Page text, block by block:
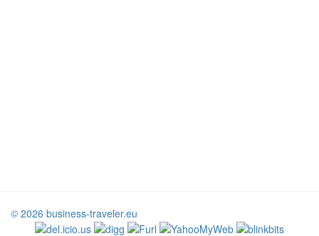
© 2026 business-traveler.eu